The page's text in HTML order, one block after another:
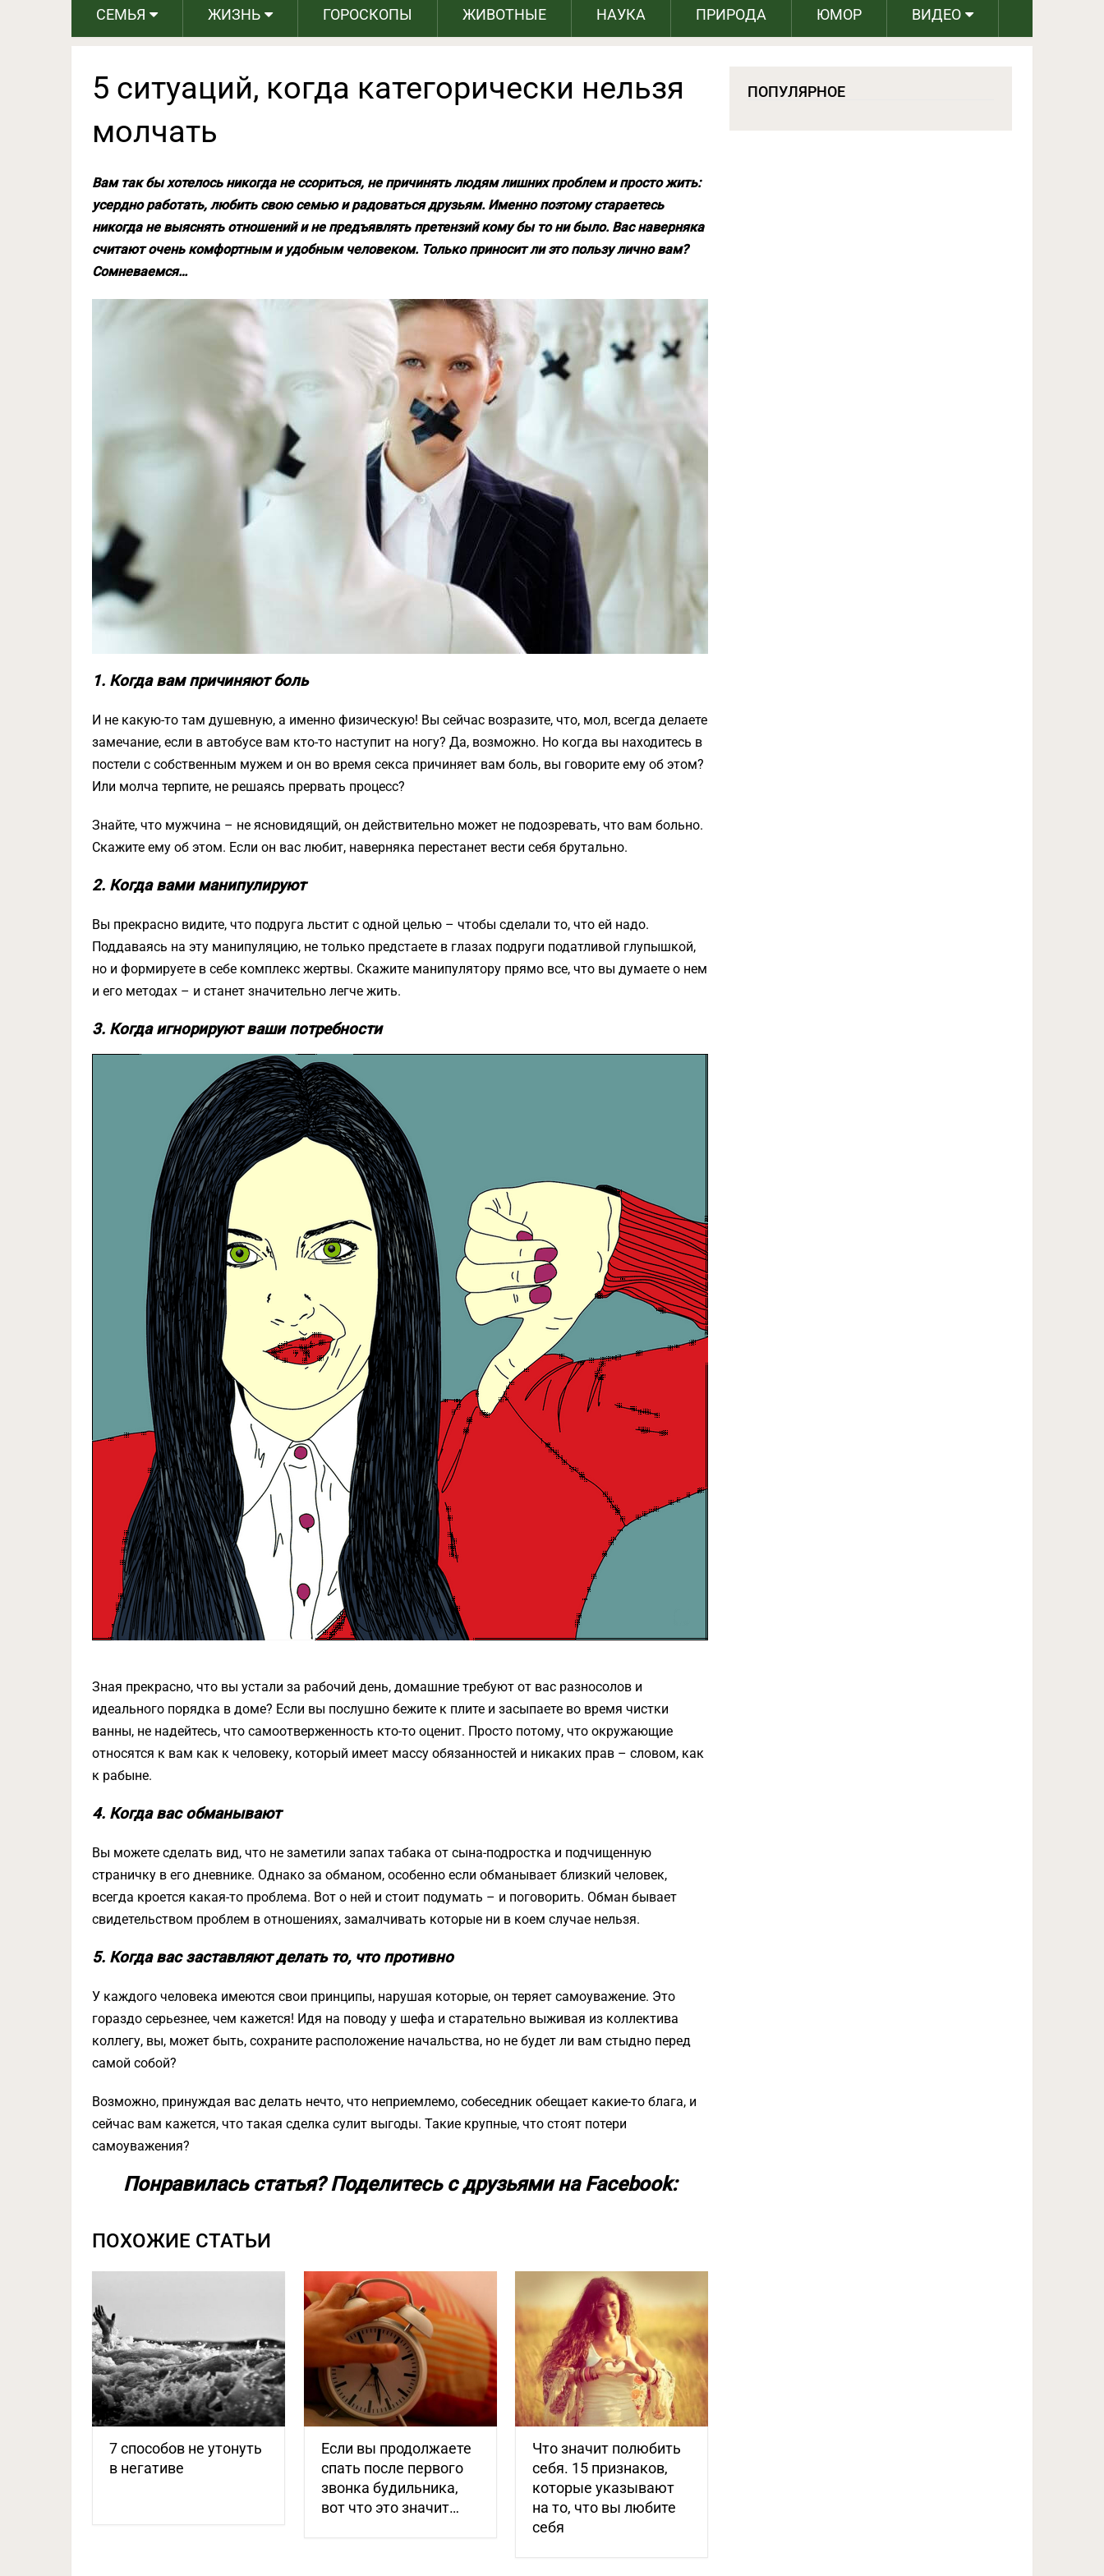
СЕМЬЯ ЖИЗНЬ ГОРОСКОПЫ ЖИВОТНЫЕ НАУКА ПРИРОДА ЮМОР ВИДЕО
5 ситуаций, когда категорически нельзя
молчать
Вам так бы хотелось никогда не ссориться, не причинять людям лишних проблем и просто жить:
усердно работать, любить свою семью и радоваться друзьям. Именно поэтому стараетесь
никогда не выяснять отношений и не предъявлять претензий кому бы то ни было. Вас наверняка
считают очень комфортным и удобным человеком. Только приносит ли это пользу лично вам?
Сомневаемся…
1. Когда вам причиняют боль
И не какую-то там душевную, а именно физическую! Вы сейчас возразите, что, мол, всегда делаете
замечание, если в автобусе вам кто-то наступит на ногу? Да, возможно. Но когда вы находитесь в
постели с собственным мужем и он во время секса причиняет вам боль, вы говорите ему об этом?
Или молча терпите, не решаясь прервать процесс?
Знайте, что мужчина – не ясновидящий, он действительно может не подозревать, что вам больно.
Скажите ему об этом. Если он вас любит, наверняка перестанет вести себя брутально.
2. Когда вами манипулируют
Вы прекрасно видите, что подруга льстит с одной целью – чтобы сделали то, что ей надо.
Поддаваясь на эту манипуляцию, не только предстаете в глазах подруги податливой глупышкой,
но и формируете в себе комплекс жертвы. Скажите манипулятору прямо все, что вы думаете о нем
и его методах – и станет значительно легче жить.
3. Когда игнорируют ваши потребности
Зная прекрасно, что вы устали за рабочий день, домашние требуют от вас разносолов и
идеального порядка в доме? Если вы послушно бежите к плите и засыпаете во время чистки
ванны, не надейтесь, что самоотверженность кто-то оценит. Просто потому, что окружающие
относятся к вам как к человеку, который имеет массу обязанностей и никаких прав – словом, как
к рабыне.
4. Когда вас обманывают
Вы можете сделать вид, что не заметили запах табака от сына-подростка и подчищенную
страничку в его дневнике. Однако за обманом, особенно если обманывает близкий человек,
всегда кроется какая-то проблема. Вот о ней и стоит подумать – и поговорить. Обман бывает
свидетельством проблем в отношениях, замалчивать которые ни в коем случае нельзя.
5. Когда вас заставляют делать то, что противно
У каждого человека имеются свои принципы, нарушая которые, он теряет самоуважение. Это
гораздо серьезнее, чем кажется! Идя на поводу у шефа и старательно выживая из коллектива
коллегу, вы, может быть, сохраните расположение начальства, но не будет ли вам стыдно перед
самой собой?
Возможно, принуждая вас делать нечто, что неприемлемо, собеседник обещает какие-то блага, и
сейчас вам кажется, что такая сделка сулит выгоды. Такие крупные, что стоят потери
самоуважения?
Понравилась статья? Поделитесь с друзьями на Facebook:
ПОХОЖИЕ СТАТЬИ
7 способов не утонуть
в негативе
Если вы продолжаете
спать после первого
звонка будильника,
вот что это значит…
Что значит полюбить
себя. 15 признаков,
которые указывают
на то, что вы любите
себя
ПОПУЛЯРНОЕ